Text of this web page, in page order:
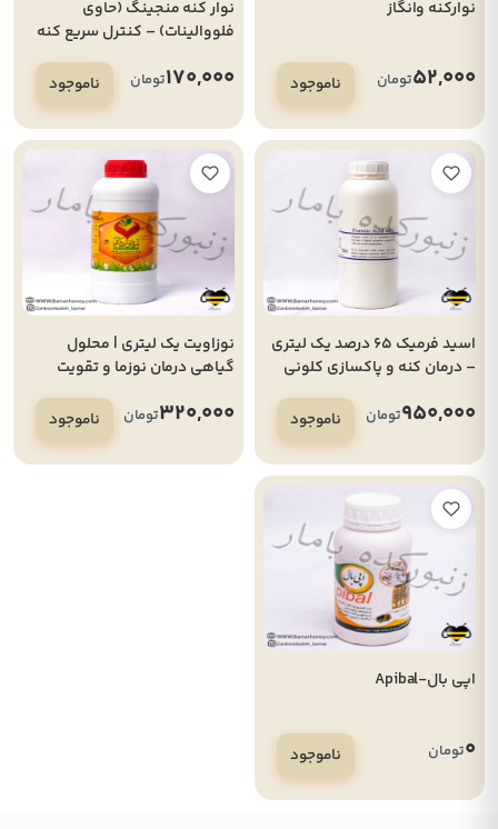
نوارکنه وانگاز
52,000تومان ناموجود
نوار کنه منجینگ (حاوی
فلووالینات) – کنترل سریع کنه
170,000تومان ناموجود
اسید فرمیک 65 درصد یک لیتری
– درمان کنه و پاکسازی کلونی
950,000تومان ناموجود
نوزاویت یک لیتری | محلول
گیاهی درمان نوزما و تقویت
320,000تومان ناموجود
اپی بال-Apibal
0تومان ناموجود